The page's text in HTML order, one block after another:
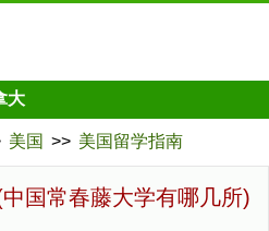
大
美国 >> 美国留学指南
国常春藤大学有哪几所)